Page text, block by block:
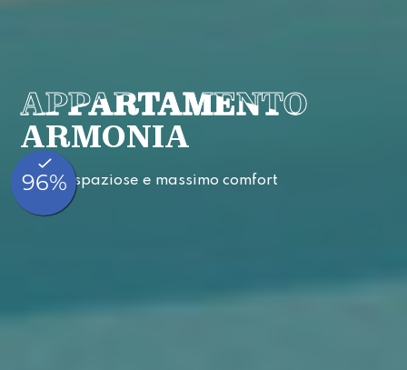
APPARTAMENTO
ARMONIA
Stanze spaziose e massimo comfort